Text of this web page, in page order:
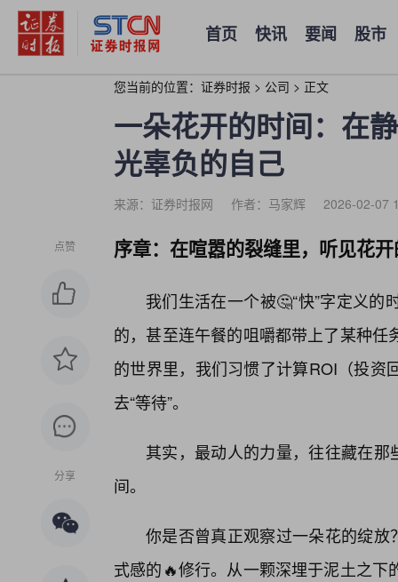
首页 快讯 要闻 股市
您当前的位置： 证券时报 > 公司 > 正文
一朵花开的时间：在
光辜负的自己
来源：证券时报网 作者：马家辉 2026-02-07
点赞
分享
序章：在喧嚣的裂缝里，听见花
我们生活在一个被🤔“快”字定义
的，甚至连午餐的咀嚼都带上了某种
的世界里，我们习惯了计算ROI（投资
去“等待”。
其实，最动人的力量，往往藏在那
间。
你是否曾真正观察过一朵花的绽放
式感的🔥修行。从一颗深埋于泥土之